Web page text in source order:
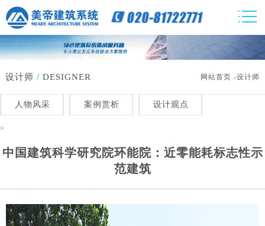
设计师 / DESIGNER 网站首页 -设计师
人物风采 案例赏析 设计观点
>
中国建筑科学研究院环能院：近零能耗标志性示
范建筑